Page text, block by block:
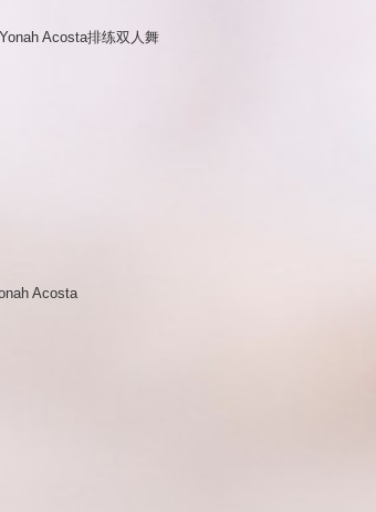
Acosta排练双人舞
Acosta